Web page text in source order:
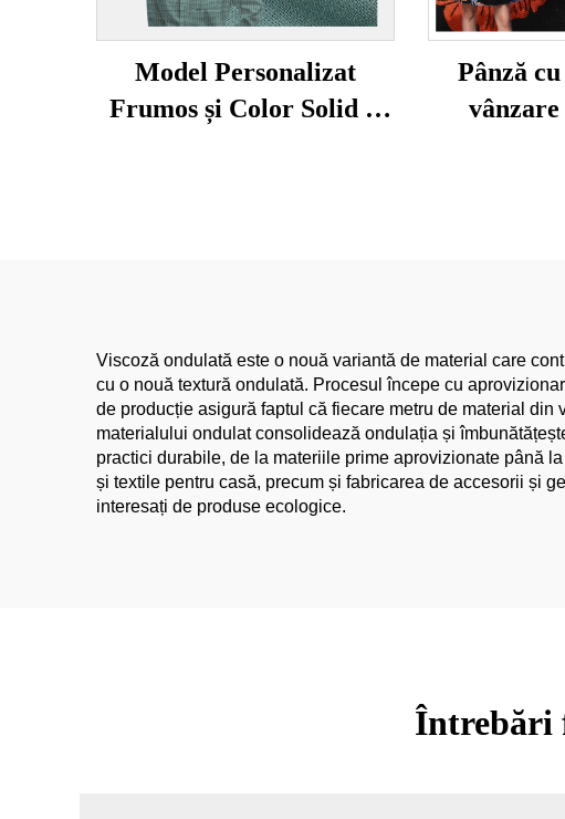
Model Personalizat
Frumos și Color Solid și
Pânză
Viscoză ondulată este o nouă variantă de material care
cu o nouă textură ondulată. Procesul începe cu
de producție asigură faptul că fiecare metru de material
materialului ondulat consolidează ondulația și
practici durabile, de la materiile prime aprovizionate până
și textile pentru casă, precum și fabricarea de accesorii și
interesați de produse ecologice.
Întrebări